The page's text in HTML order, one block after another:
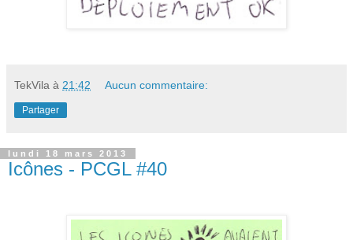
TekVila à 21:42 Aucun commentaire:
Partager
lundi 18 mars 2013
Icônes - PCGL #40